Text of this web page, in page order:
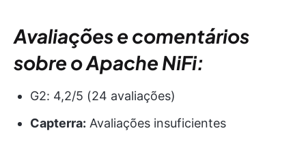
Avaliações e comentários
sobre o Apache NiFi:
G2: 4,2/5 (24 avaliações)
Capterra: Avaliações insuficientes